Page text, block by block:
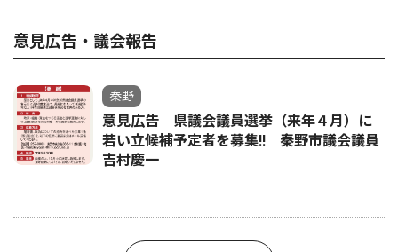
意見広告・議会報告
秦野
意見広告 県議会議員選挙（来年４月）に
若い立候補予定者を募集‼ 秦野市議会議員
吉村慶一